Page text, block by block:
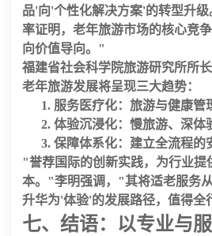
品'向'个性化解决方案'的转型升级
率证明，老年旅游市场的核心竞
向价值导向。"
福建省社会科学院旅游研究所所
老年旅游发展将呈现三大趋势：
服务医疗化：旅游与健康管
体验沉浸化：慢旅游、深体
保障体系化：建立全流程的
"誉荐国际的创新实践，为行业提
本。"李明强调，"其将适老服务
升华为'体验'的发展路径，值得全
七、结语：以专业与